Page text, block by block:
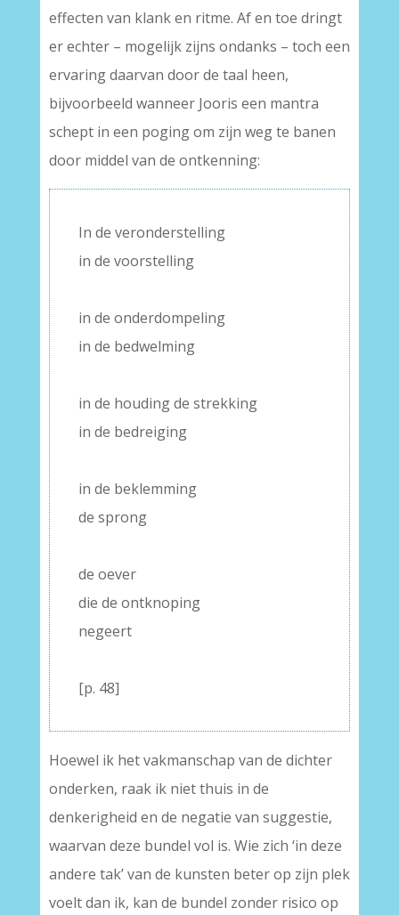
effecten van klank en ritme. Af en toe dringt
er echter – mogelijk zijns ondanks – toch een
ervaring daarvan door de taal heen,
bijvoorbeeld wanneer Jooris een mantra
schept in een poging om zijn weg te banen
door middel van de ontkenning:
In de veronderstelling
in de voorstelling
in de onderdompeling
in de bedwelming
in de houding de strekking
in de bedreiging
in de beklemming
de sprong
de oever
die de ontknoping
negeert
[p. 48]
Hoewel ik het vakmanschap van de dichter
onderken, raak ik niet thuis in de
denkerigheid en de negatie van suggestie,
waarvan deze bundel vol is. Wie zich ‘in deze
andere tak’ van de kunsten beter op zijn plek
voelt dan ik, kan de bundel zonder risico op